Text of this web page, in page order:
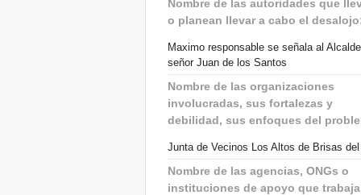
Nombre de las autoridades que
o planean llevar a cabo el
Maximo responsable se señala al
señor Juan de los Santos
Nombre de las organizaciones
involucradas, sus fortalezas y
debilidad, sus enfoques del
Junta de Vecinos Los Altos de Brisas
Nombre de las agencias, ONGs o
instituciones de apoyo que